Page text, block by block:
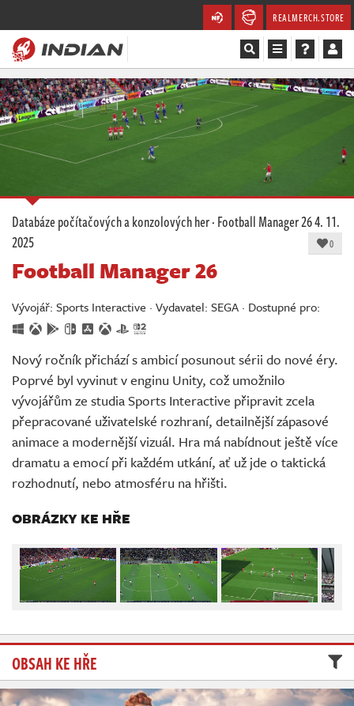
REALMERCH.STORE
Magazín
Recenze
Soutěže
Databáze
Komunita
Redakce
Živě
Databáze počítačových a konzolových her·Football Manager 264. 11.
2025
0
Football Manager 26
Vývojář: Sports Interactive · Vydavatel: SEGA · Dostupné pro:
Nový ročník přichází s ambicí posunout sérii do nové éry.
Poprvé byl vyvinut v enginu Unity, což umožnilo
vývojářům ze studia Sports Interactive připravit zcela
přepracované uživatelské rozhraní, detailnější zápasové
animace a modernější vizuál. Hra má nabídnout ještě více
dramatu a emocí při každém utkání, ať už jde o taktická
rozhodnutí, nebo atmosféru na hřišti.
OBRÁZKY KE HŘE
OBSAH KE HŘE